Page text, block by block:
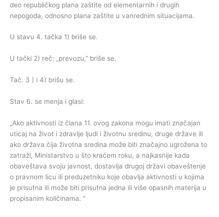
deo republičkog plana zaštite od elementarnih i drugih
nepogoda, odnosno plana zaštite u vanrednim situacijama.
U stavu 4. tačka 1) briše se.
U tački 2) reč: „prevozu,” briše se.
Tač. 3 ) i 4) brišu se.
Stav 6. se menja i glasi:
„Ako aktivnosti iz člana 11. ovog zakona mogu imati značajan
uticaj na život i zdravlje ljudi i životnu sredinu, druge države ili
ako država čija životna sredina može biti značajno ugrožena to
zatraži, Ministarstvo u što kraćem roku, a najkasnije kada
obaveštava svoju javnost, dostavlja drugoj državi obaveštenje
o pravnom licu ili preduzetniku koje obavlja aktivnosti u kojima
je prisutna ili može biti prisutna jedna ili više opasnih materija u
propisanim količinama. ”